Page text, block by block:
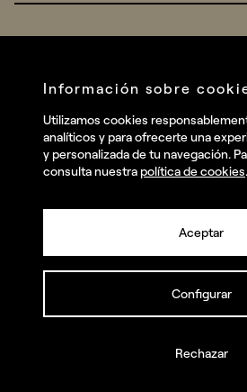
Talent
Contact
Instagram
Facebook
© summa.es Todos los derechos
Información sobre
Utilizamos cookies
analíticos y para ofrecerte una
y personalizada de tu navegación.
consulta nuestra política de cookies.
Aceptar
Configurar
Rechazar